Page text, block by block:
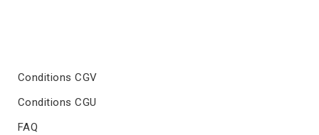
Conditions CGV
Conditions CGU
FAQ